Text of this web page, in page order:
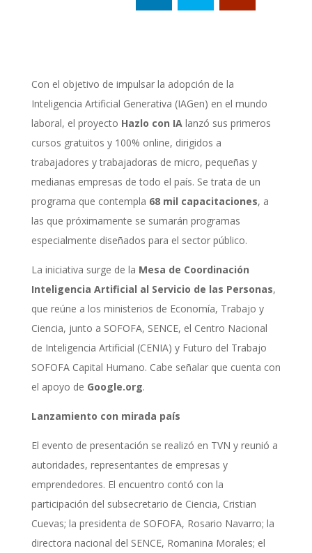
Con el objetivo de impulsar la adopción de la
Inteligencia Artificial Generativa (IAGen) en el mundo
laboral, el proyecto Hazlo con IA lanzó sus primeros
cursos gratuitos y 100% online, dirigidos a
trabajadores y trabajadoras de micro, pequeñas y
medianas empresas de todo el país. Se trata de un
programa que contempla 68 mil capacitaciones, a
las que próximamente se sumarán programas
especialmente diseñados para el sector público.
La iniciativa surge de la Mesa de Coordinación
Inteligencia Artificial al Servicio de las Personas,
que reúne a los ministerios de Economía, Trabajo y
Ciencia, junto a SOFOFA, SENCE, el Centro Nacional
de Inteligencia Artificial (CENIA) y Futuro del Trabajo
SOFOFA Capital Humano. Cabe señalar que cuenta con
el apoyo de Google.org.
Lanzamiento con mirada país
El evento de presentación se realizó en TVN y reunió a
autoridades, representantes de empresas y
emprendedores. El encuentro contó con la
participación del subsecretario de Ciencia, Cristian
Cuevas; la presidenta de SOFOFA, Rosario Navarro; la
directora nacional del SENCE, Romanina Morales; el